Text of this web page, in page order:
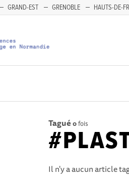
GRAND-EST GRENOBLE HAUTS-DE-
Tagué 0fois
Il n'y a aucun article